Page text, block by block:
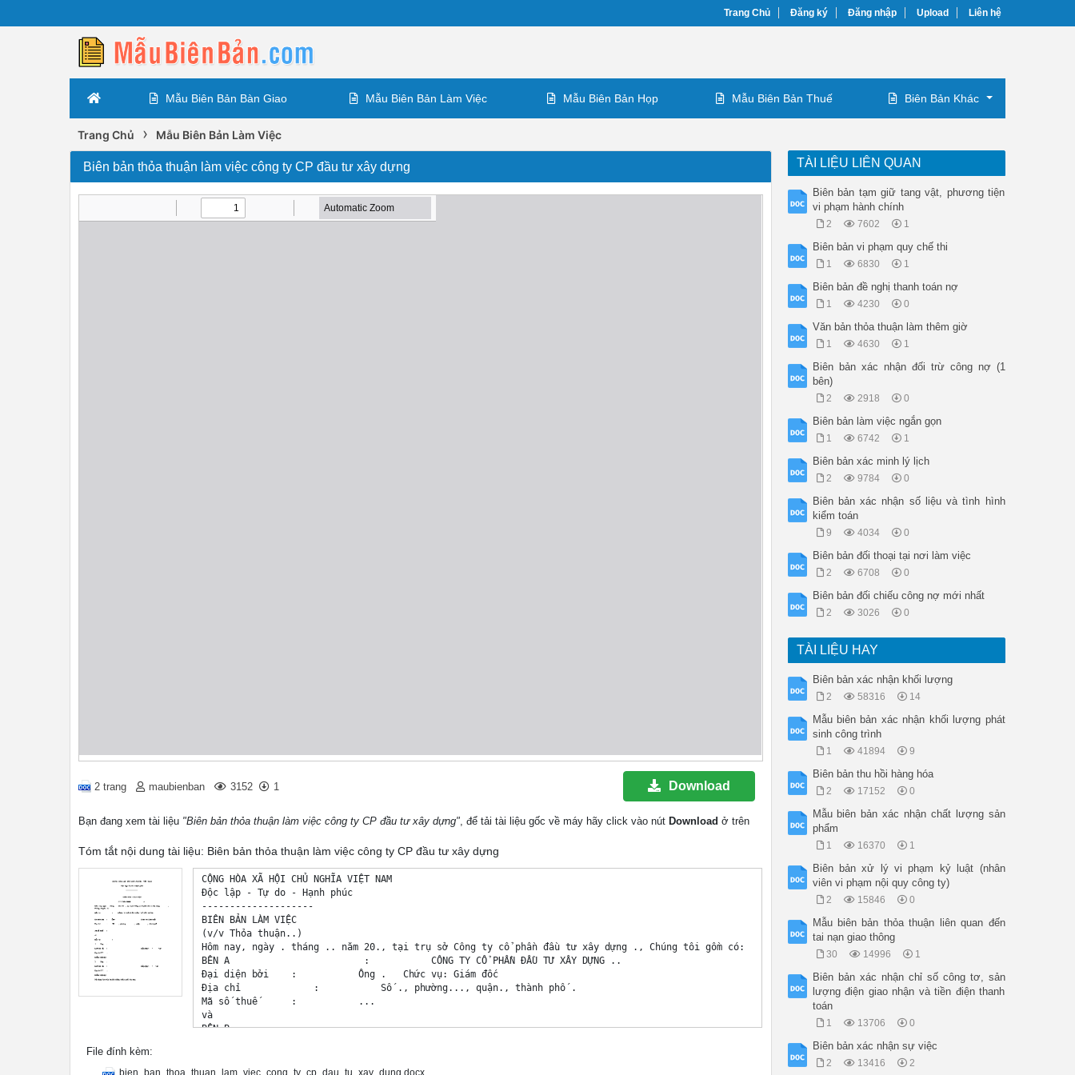
Trang Chủ Đăng ký Đăng nhập Upload Liên hệ
Mẫu Biên Bản Bàn Giao Mẫu Biên Bản Làm Việc Mẫu Biên Bản Họp Mẫu Biên Bản Thuế Biên Bản Khác
Trang Chủ › Mẫu Biên Bản Làm Việc
Biên bản thỏa thuận làm việc công ty CP đầu tư xây dựng
2 trang maubienban 3152 1 Download
Bạn đang xem tài liệu "Biên bản thỏa thuận làm việc công ty CP đầu tư xây dựng", để tải tài liệu gốc về máy hãy click vào nút Download ở trên
Tóm tắt nội dung tài liệu: Biên bản thỏa thuận làm việc công ty CP đầu tư xây dựng
CỘNG HÒA XÃ HỘI CHỦ NGHĨA VIỆT NAM
Độc lập - Tự do - Hạnh phúc
--------------------
BIÊN BẢN LÀM VIỆC
(v/v Thỏa thuận..)
Hôm nay, ngày . tháng .. năm 20., tại trụ sở Công ty cổ phần đầu tư xây dựng ., Chúng tôi gồm có:
BÊN A                        :           CÔNG TY CỔ PHẦN ĐẦU TƯ XÂY DỰNG ..
Đại diện bởi    :           Ông .   Chức vụ: Giám đốc
Địa chỉ             :           Số ., phường..., quận., thành phố .
Mã số thuế      :           ...
và
BÊN B                        :
Địa chỉ TT       :           .......
File đính kèm:
TÀI LIỆU LIÊN QUAN
Biên bản tạm giữ tang vật, phương tiện
vi phạm hành chính
2 7602 1
Biên bản vi phạm quy chế thi
1 6830 1
Biên bản đề nghị thanh toán nợ
1 4230 0
Văn bản thỏa thuận làm thêm giờ
1 4630 1
Biên bản xác nhận đối trừ công nợ (1
bên)
2 2918 0
Biên bản làm việc ngắn gọn
1 6742 1
Biên bản xác minh lý lịch
2 9784 0
Biên bản xác nhận số liệu và tình hình
kiểm toán
9 4034 0
Biên bản đối thoại tại nơi làm việc
2 6708 0
Biên bản đối chiếu công nợ mới nhất
2 3026 0
TÀI LIỆU HAY
Biên bản xác nhận khối lượng
2 58316 14
Mẫu biên bản xác nhận khối lượng phát
sinh công trình
1 41894 9
Biên bản thu hồi hàng hóa
2 17152 0
Mẫu biên bản xác nhận chất lượng sản
phẩm
1 16370 1
Biên bản xử lý vi phạm kỷ luật (nhân
viên vi phạm nội quy công ty)
2 15846 0
Mẫu biên bản thỏa thuận liên quan đến
tai nạn giao thông
30 14996 1
Biên bản xác nhận chỉ số công tơ, sản
lượng điện giao nhận và tiền điện thanh
toán
1 13706 0
Biên bản xác nhận sự việc
2 13416 2